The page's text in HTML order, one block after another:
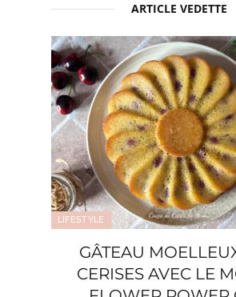
ARTICLE VEDETTE
LIFESTYLE
GÂTEAU
CERISES AVEC LE